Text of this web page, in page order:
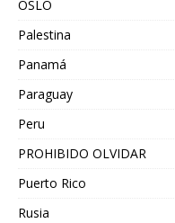
OSLO
Palestina
Panamá
Paraguay
Peru
PROHIBIDO OLVIDAR
Puerto Rico
Rusia